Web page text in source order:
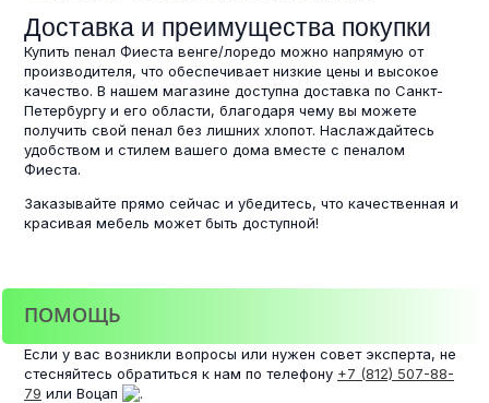
Доставка и преимущества покупки
Купить пенал Фиеста венге/лоредо можно напрямую от
производителя, что обеспечивает низкие цены и высокое
качество. В нашем магазине доступна доставка по Санкт-
Петербургу и его области, благодаря чему вы можете
получить свой пенал без лишних хлопот. Наслаждайтесь
удобством и стилем вашего дома вместе с пеналом
Фиеста.
Заказывайте прямо сейчас и убедитесь, что качественная и
красивая мебель может быть доступной!
ПОМОЩЬ
Если у вас возникли вопросы или нужен совет эксперта, не
стесняйтесь обратиться к нам по телефону +7 (812) 507-88-
79 или Воцап
.